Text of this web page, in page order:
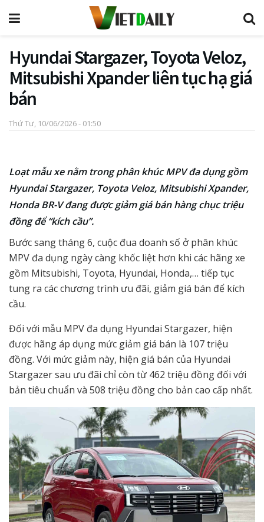
Hyundai Stargazer, Toyota Veloz,
Mitsubishi Xpander liên tục hạ giá
bán
Thứ Tư, 10/06/2026 - 01:50
Loạt mẫu xe nằm trong phân khúc MPV đa dụng gồm
Hyundai Stargazer, Toyota Veloz, Mitsubishi Xpander,
Honda BR-V đang được giảm giá bán hàng chục triệu
đồng để “kích cầu”.
Bước sang tháng 6, cuộc đua doanh số ở phân khúc
MPV đa dụng ngày càng khốc liệt hơn khi các hãng xe
gồm Mitsubishi, Toyota, Hyundai, Honda,… tiếp tục
tung ra các chương trình ưu đãi, giảm giá bán để kích
cầu.
Đối với mẫu MPV đa dụng Hyundai Stargazer, hiện
được hãng áp dụng mức giảm giá bán là 107 triệu
đồng. Với mức giảm này, hiện giá bán của Hyundai
Stargazer sau ưu đãi chỉ còn từ 462 triệu đồng đối với
bản tiêu chuẩn và 508 triệu đồng cho bản cao cấp nhất.